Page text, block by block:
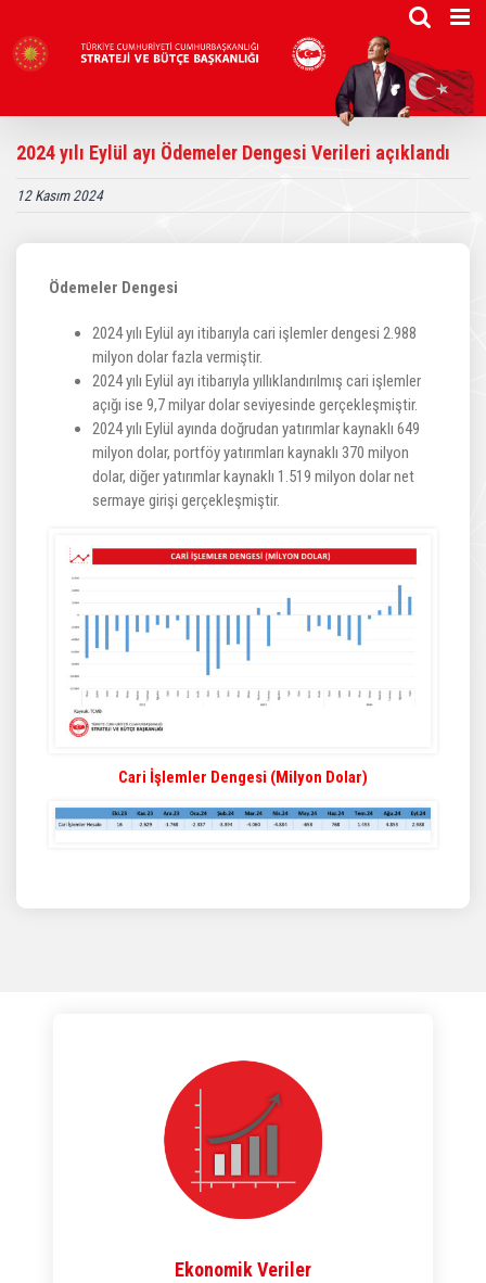
content
2024 yılı Eylül ayı Ödemeler Dengesi Verileri açıklandı
12 Kasım 2024
Ödemeler Dengesi
2024 yılı Eylül ayı itibarıyla cari işlemler dengesi 2.988
milyon dolar fazla vermiştir.
2024 yılı Eylül ayı itibarıyla yıllıklandırılmış cari işlemler
açığı ise 9,7 milyar dolar seviyesinde gerçekleşmiştir.
2024 yılı Eylül ayında doğrudan yatırımlar kaynaklı 649
milyon dolar, portföy yatırımları kaynaklı 370 milyon
dolar, diğer yatırımlar kaynaklı 1.519 milyon dolar net
sermaye girişi gerçekleşmiştir.
Cari İşlemler Dengesi (Milyon Dolar)
Ekonomik Veriler